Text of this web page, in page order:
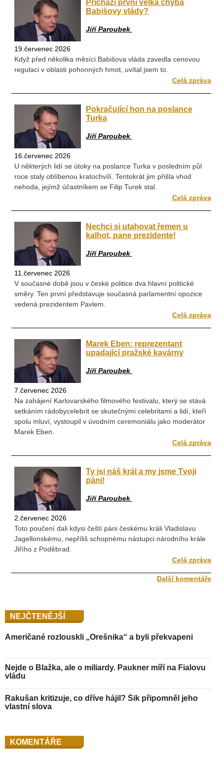
Přichází první velká chyba
Babišovy vlády?
Jiří Paroubek
19.červenec 2026
Když před několika měsíci Babišova vláda zavedla cenovou
regulaci v oblasti pohonných hmot, uvítal jsem to.
Celá zpráva
Pokračující hon na poslance
Turka
Jiří Paroubek
16.červenec 2026
U některých lidí se útoky na poslance Turka v posledním půl
roce staly oblíbenou kratochvílí. Tentokrát jim přišla vhod
nehoda, jejímž účastníkem se Filip Turek stal.
Celá zpráva
Nechci si utahovat řemen u
kalhot, pane prezidente!
Jiří Paroubek
11.červenec 2026
V současné době jsou v české politice dva hlavní politické
směry. Ten první představuje současná parlamentní opozice
vedená prezidentem Pavlem.
Celá zpráva
Marek Eben: reprezentant
upadající pražské kavárny
Jiří Paroubek
7.červenec 2026
Na zahájení Karlovarského filmového festivalu, který se stává
setkáním rádobycelebrit se skutečnými celebritami a lidí, kteří
spolu mluví, vystoupil v úvodním ceremoniálu jako moderátor
Marek Eben.
Celá zpráva
Ty jsi náš král a my jsme Tvoji
páni!
Jiří Paroubek
2.červenec 2026
Toto poučení dali kdysi čeští páni českému králi Vladislavu
Jagellonskému, nepříliš schopnému nástupci národního krále
Jiřího z Poděbrad.
Celá zpráva
Další komentáře
NEJČTENĚJŠÍ
Američané rozlouskli „Orešnika“ a byli překvapeni
Nejde o Blažka, ale o miliardy. Paukner míří na Fialovu
vládu
Rakušan kritizuje, co dříve hájil? Šik připomněl jeho
vlastní slova
KOMENTÁŘE